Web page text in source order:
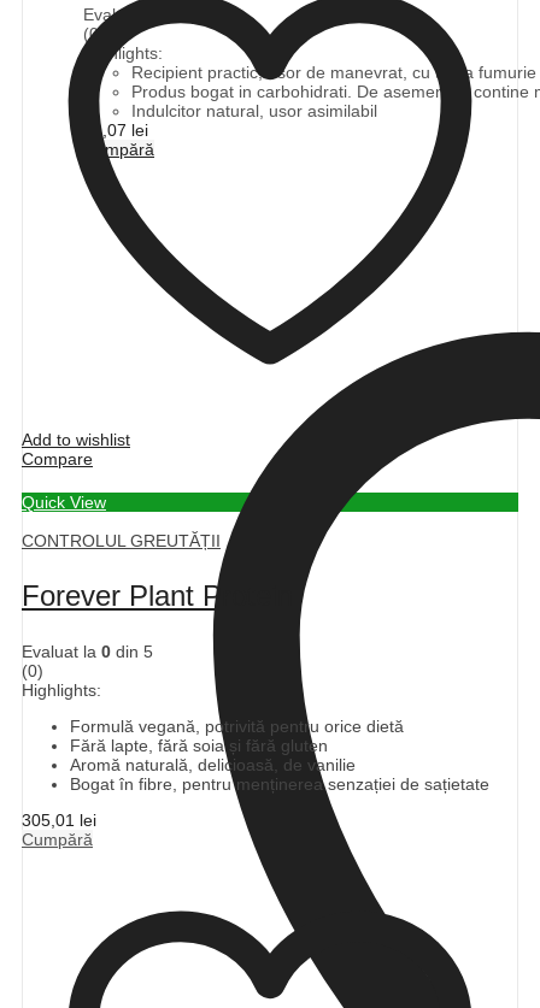
Evaluat la
(0)
Highlights:
Recipient practic, usor de manevrat, cu tenta
Produs bogat in carbohidrati. De asemenea, contine
Indulcitor natural, usor asimilabil
94,07 lei
Cumpără
Add to wishlist
Compare
Quick View
CONTROLUL GREUTĂȚII
Forever Plant Protein
Evaluat la 0 din 5
(0)
Highlights:
Formulă vegană, potrivită pentru orice dietă
Fără lapte, fără soia și fără gluten
Aromă naturală, delicioasă, de vanilie
Bogat în fibre, pentru menținerea senzației de sațietate
305,01 lei
Cumpără